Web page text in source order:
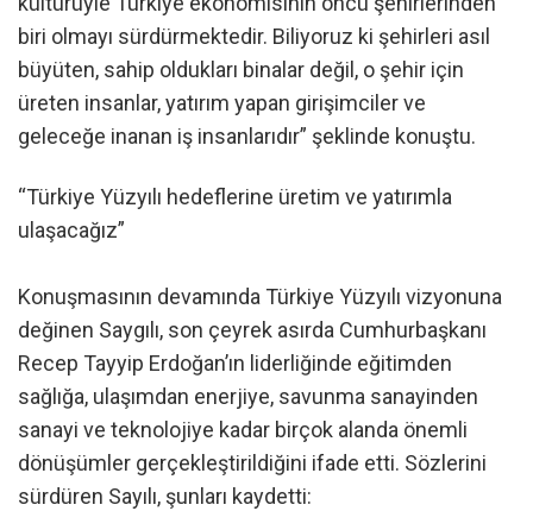
biri olmayı sürdürmektedir. Biliyoruz ki şehirleri asıl
büyüten, sahip oldukları binalar değil, o şehir için
üreten insanlar, yatırım yapan girişimciler ve
geleceğe inanan iş insanlarıdır” şeklinde konuştu.
“Türkiye Yüzyılı hedeflerine üretim ve yatırımla
ulaşacağız”
Konuşmasının devamında Türkiye Yüzyılı vizyonuna
değinen Saygılı, son çeyrek asırda Cumhurbaşkanı
Recep Tayyip Erdoğan’ın liderliğinde eğitimden
sağlığa, ulaşımdan enerjiye, savunma sanayinden
sanayi ve teknolojiye kadar birçok alanda önemli
dönüşümler gerçekleştirildiğini ifade etti. Sözlerini
sürdüren Sayılı, şunları kaydetti: